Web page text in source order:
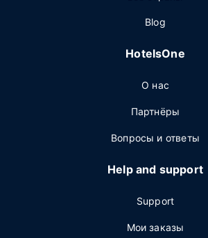
Blog
HotelsOne
О нас
Партнёры
Вопросы и ответы
Help and support
Support
Мои заказы